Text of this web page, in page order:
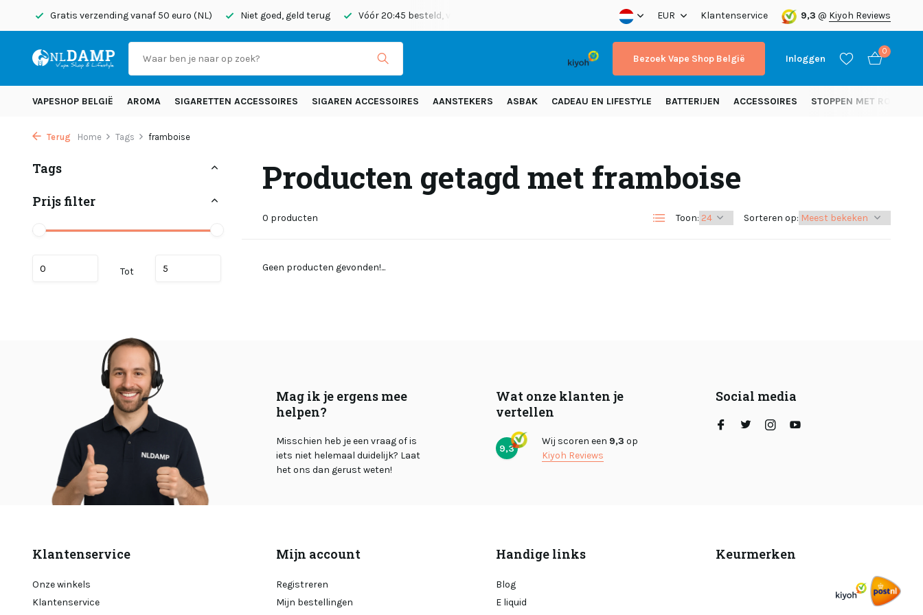
Gratis verzending vanaf 50 euro (NL) Niet goed, geld terug Vóór 20:45 besteld, vandaag verzonden Gratis verzending vanaf 50 euro (NL)
EUR Klantenservice 9,3 @ Kiyoh Reviews
Bezoek Vape Shop België Inloggen
0
VAPESHOP BELGIË AROMA SIGARETTEN ACCESSOIRES SIGAREN ACCESSOIRES AANSTEKERS ASBAK CADEAU EN LIFESTYLE BATTERIJEN ACCESSOIRES STOPPEN MET ROKEN
Terug Home Tags framboise
Tags
Prijs filter
Tot
Producten getagd met framboise
0 producten Toon: Sorteren op:
Geen producten gevonden!...
Mag ik je ergens mee
helpen?
Misschien heb je een vraag of is
iets niet helemaal duidelijk? Laat
het ons dan gerust weten!
Wat onze klanten je
vertellen
9,3
Wij scoren een 9,3 op
Kiyoh Reviews
Social media
Klantenservice
Onze winkels
Klantenservice
Mijn account
Registreren
Mijn bestellingen
Handige links
Blog
E liquid
Keurmerken